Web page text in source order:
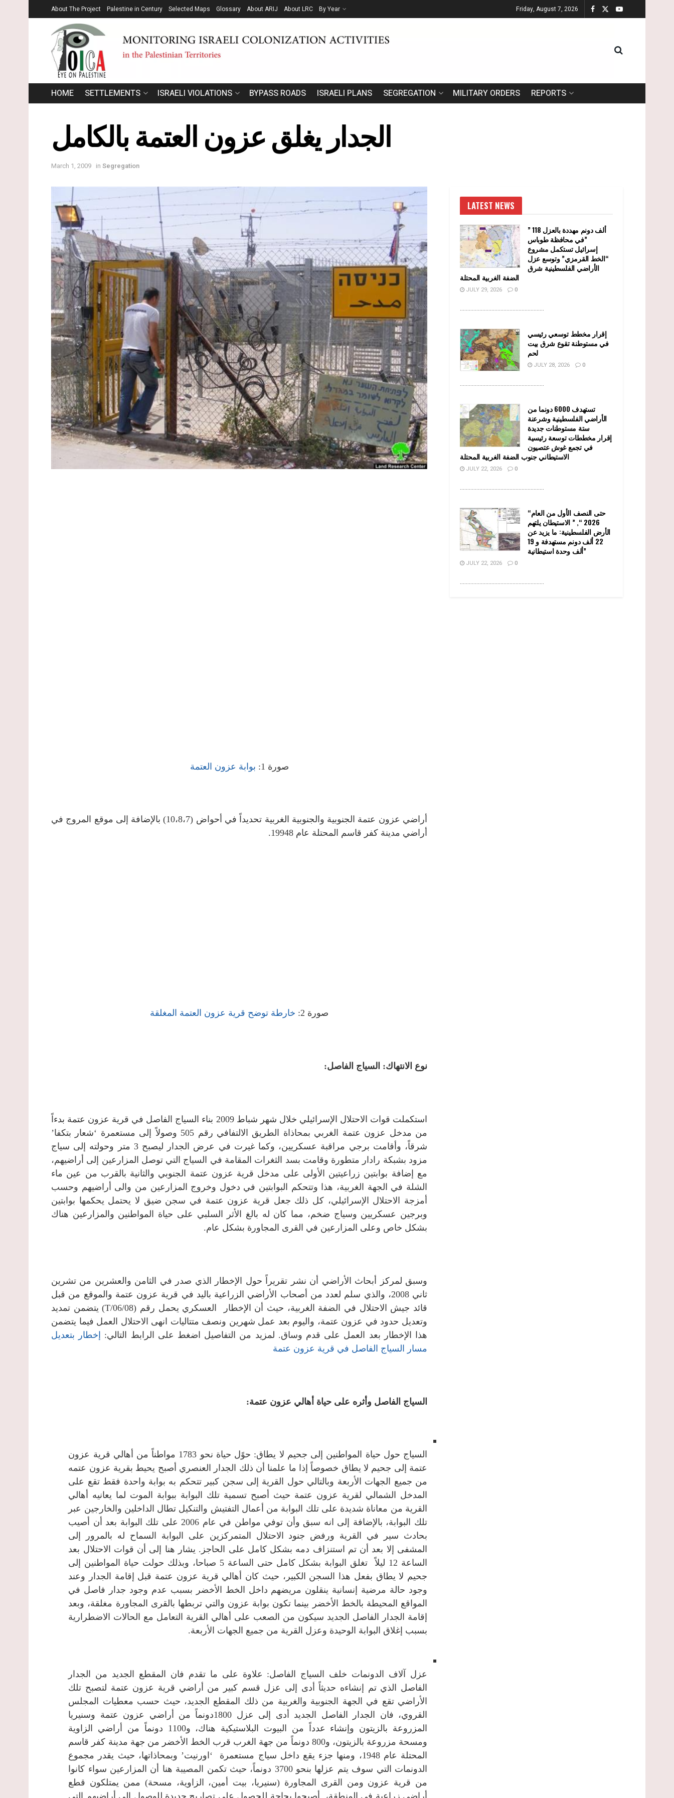
About The Project Palestine in Century Selected Maps Glossary About ARIJ About LRC By Year Friday, August 7, 2026
HOME SETTLEMENTS ISRAELI VIOLATIONS BYPASS ROADS ISRAELI PLANS SEGREGATION MILITARY ORDERS REPORTS
الجدار يغلق عزون العتمة بالكامل
March 1, 2009 in Segregation
صورة 1: بوابة عزون العتمة
أراضي عزون عتمة الجنوبية والجنوبية الغربية تحديداً في أحواض (10،8،7) بالإضافة إلى موقع المروج في
أراضي مدينة كفر قاسم المحتلة عام 19948.
صورة 2: خارطة توضح قرية عزون العتمة المغلقة
نوع الانتهاك: السياج الفاصل:
استكملت قوات الاحتلال الإسرائيلي خلال شهر شباط 2009 بناء السياج الفاصل في قرية عزون عتمة بدءاً
من مدخل عزون عتمة الغربي بمحاذاة الطريق الالتفافي رقم 505 وصولاً إلى مستعمرة ‘شعار بتكفا’
شرقاً، وأقامت برجي مراقبة عسكريين، وكما غيرت في عرض الجدار ليصبح 3 متر وحولته إلى سياج
مزود بشبكة رادار متطورة وقامت بسد الثغرات المقامة في السياج التي توصل المزارعين إلى أراضيهم،
مع إضافة بوابتين زراعيتين الأولى على مدخل قرية عزون عتمة الجنوبي والثانية بالقرب من عين ماء
الشلة في الجهة الغربية، هذا وتتحكم البوابتين في دخول وخروج المزارعين من والى أراضيهم وحسب
أمزجة الاحتلال الإسرائيلي، كل ذلك جعل قرية عزون عتمة في سجن ضيق لا يحتمل يحكمها بوابتين
وبرجين عسكريين وسياج ضخم، مما كان له بالغ الأثر السلبي على حياة المواطنين والمزارعين هناك
بشكل خاص وعلى المزارعين في القرى المجاورة بشكل عام.
وسبق لمركز أبحاث الأراضي أن نشر تقريراً حول الإخطار الذي صدر في الثامن والعشرين من تشرين
ثاني 2008، والذي سلم لعدد من أصحاب الأراضي الزراعية باليد في قرية عزون عتمة والموقع من قبل
قائد جيش الاحتلال في الضفة الغربية، حيث أن الإخطار العسكري يحمل رقم (06/08/T) يتضمن تمديد
وتعديل حدود في عزون عتمة، واليوم بعد عمل شهرين ونصف متتاليات انهى الاحتلال العمل فيما يتضمن
هذا الإخطار بعد العمل على قدم وساق. لمزيد من التفاصيل اضغط على الرابط التالي: إخطار بتعديل
مسار السياج الفاصل في قرية عزون عتمة
السياج الفاصل وأثره على حياة أهالي عزون عتمة:
السياج حول حياة المواطنين إلى جحيم لا يطاق: حوًل حياة نحو 1783 مواطناً من أهالي قرية عزون
عتمة إلى جحيم لا يطاق خصوصاً إذا ما علمنا أن ذلك الجدار العنصري أصبح يحيط بقرية عزون عتمه
من جميع الجهات الأربعة وبالتالي حول القرية إلى سجن كبير تتحكم به بوابة واحدة فقط تقع على
المدخل الشمالي لقرية عزون عتمة حيث أصبح تسمية تلك البوابة ببوابة الموت لما يعانيه أهالي
القرية من معاناة شديدة على تلك البوابة من أعمال التفتيش والتنكيل تطال الداخلين والخارجين عبر
تلك البوابة، بالإضافة إلى انه سبق وأن توفي مواطن في عام 2006 على تلك البوابة بعد أن أصيب
بحادث سير في القرية ورفض جنود الاحتلال المتمركزين على البوابة السماح له بالمرور إلى
المشفى إلا بعد أن تم استنزاف دمه بشكل كامل على الحاجز. يشار هنا إلى أن قوات الاحتلال بعد
الساعة 12 ليلاً تغلق البوابة بشكل كامل حتى الساعة 5 صباحا، وبذلك حولت حياة المواطنين إلى
جحيم لا يطاق بفعل هذا السجن الكبير، حيث كان أهالي قرية عزون عتمة قبل إقامة الجدار وعند
وجود حالة مرضية إنسانية ينقلون مريضهم داخل الخط الأخضر بسبب عدم وجود جدار فاصل في
المواقع المحيطة بالخط الأخضر بينما تكون بوابة عزون والتي تربطها بالقرى المجاورة مغلقة، وبعد
إقامة الجدار الفاصل الجديد سيكون من الصعب على أهالي القرية التعامل مع الحالات الاضطرارية
بسبب إغلاق البوابة الوحيدة وعزل القرية من جميع الجهات الأربعة.
عزل آلاف الدونمات خلف السياج الفاصل: علاوة على ما تقدم فان المقطع الجديد من الجدار
الفاصل الذي تم إنشاءه حديثاً أدى إلى عزل قسم كبير من أراضي قرية عزون عتمة لتصبح تلك
الأراضي تقع في الجهة الجنوبية والغربية من ذلك المقطع الجديد، حيث حسب معطيات المجلس
القروي، فان الجدار الفاصل الجديد أدى إلى عزل 1800دونماً من أراضي عزون عتمة وسنيريا
المزروعة بالزيتون وإنشاء عدداً من البيوت البلاستيكية هناك، و1100 دونماً من أراضي الزاوية
ومسحة مزروعة بالزيتون، و800 دونماً من جهة الغرب قرب الخط الأخضر من جهة مدينة كفر قاسم
المحتلة عام 1948، ومنها جزء يقع داخل سياج مستعمرة ‘اورنيت’ وبمحاذاتها، حيث يقدر مجموع
الدونمات التي سوف يتم عزلها بنحو 3700 دونماً، حيث تكمن المصيبة هنا أن المزارعين سواء كانوا
من قرية عزون ومن القرى المجاورة (سنيريا، بيت أمين، الزاوية، مسحة) ممن يمتلكون قطع
أراضي زراعية في المنطقة، أصبحوا بحاجة للحصول على تصاريح جديدة للوصول إلى أراضيهم التي
LATEST NEWS
” 118 ألف دونم مهددة بالعزل
في محافظة طوباس”
إسرائيل تستكمل مشروع
“الخط القرمزي” وتوسع عزل
الأراضي الفلسطينية شرق
الضفة الغربية المحتلة
JULY 29, 2026 0
........................................................
إقرار مخطط توسعي رئيسي
في مستوطنة تقوع شرق بيت
لحم
JULY 28, 2026 0
........................................................
تستهدف 6000 دونما من
الأراضي الفلسطينية وشرعنة
ستة مستوطنات جديدة
إقرار مخططات توسعة رئيسية
في تجمع غوش عتصيون
الاستيطاني جنوب الضفة الغربية المحتلة
JULY 22, 2026 0
........................................................
“حتى النصف الأول من العام
2026 “, ” الاستيطان يلتهم
الأرض الفلسطينية: ما يزيد عن
22 ألف دونم مستهدفة و 19
ألف وحدة استيطانية”
JULY 22, 2026 0
........................................................